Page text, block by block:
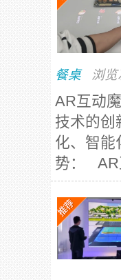
餐桌 浏
AR互动
技术的创
化、智能
势： AR